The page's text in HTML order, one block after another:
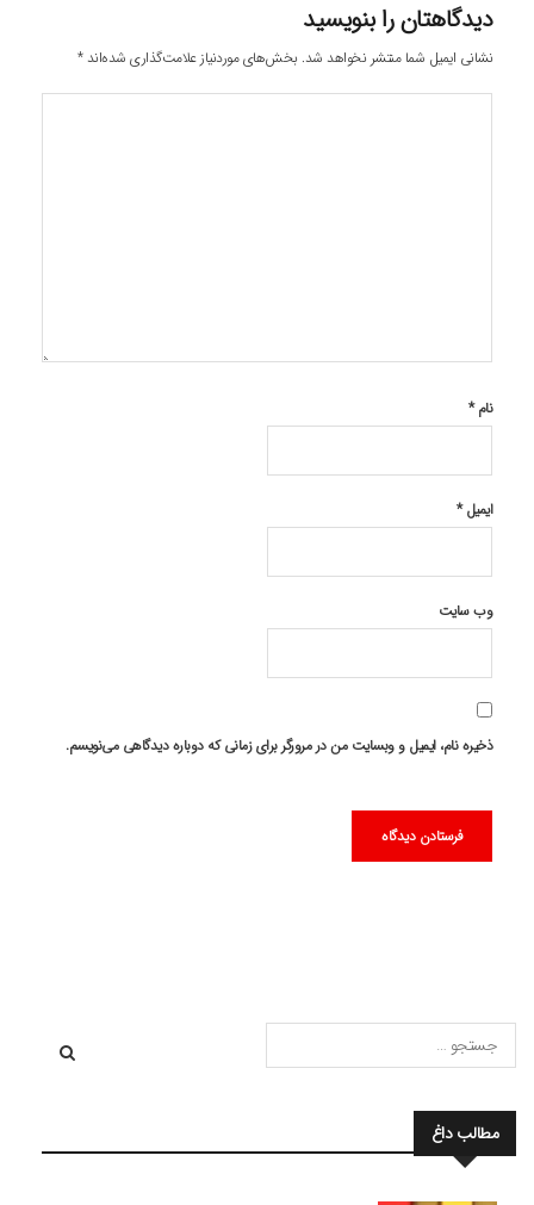
دیدگاهتان را بنویسید
نشانی ایمیل شما منتشر نخواهد شد. بخش‌های موردنیاز علامت‌گذاری شده‌اند*
نام*
ایمیل*
وب‌ سایت
ذخیره نام، ایمیل و وبسایت من در مرورگر برای زمانی که دوباره دیدگاهی می‌نویسم.
مطالب داغ